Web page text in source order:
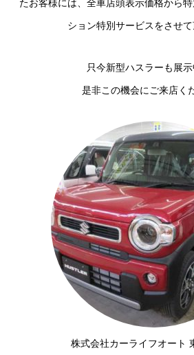
たお客様には、全車店頭表示価格から
ション特別サービスをさせて
只今新型ハスラーも展示
是非この機会にご来店く
株式会社カーライフオート